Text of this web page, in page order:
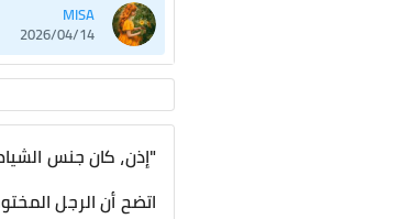
MISA
2026/04/14
"إذن، كان جنس
اتضح أن الرجل